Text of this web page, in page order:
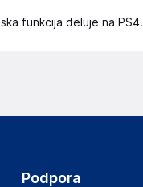
funkcija deluje na PS4.
Podpora